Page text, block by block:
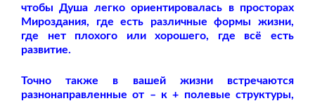
чтобы Душа легко ориентировалась в просторах
Мироздания, где есть различные формы жизни,
где нет плохого или хорошего, где всё есть
развитие.
Точно также в вашей жизни встречаются
разнонаправленные от – к + полевые структуры,